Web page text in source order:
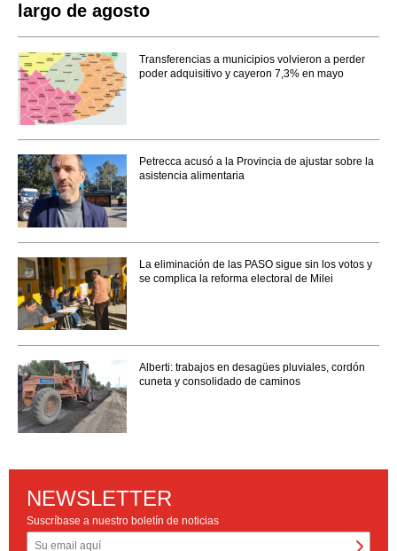
largo de agosto
Transferencias a municipios volvieron a perder
poder adquisitivo y cayeron 7,3% en mayo
Petrecca acusó a la Provincia de ajustar sobre la
asistencia alimentaria
La eliminación de las PASO sigue sin los votos y
se complica la reforma electoral de Milei
Alberti: trabajos en desagües pluviales, cordón
cuneta y consolidado de caminos
NEWSLETTER
Suscríbase a nuestro boletín de noticias